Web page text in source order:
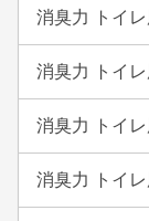
消臭力 トイ
消臭力 トイ
消臭力 トイ
消臭力 トイ